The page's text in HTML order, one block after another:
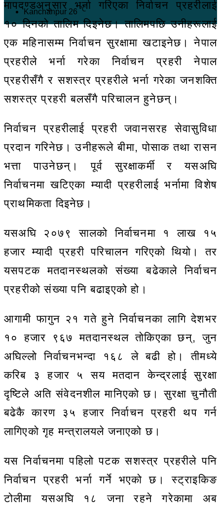
Kanchanpur 26 ℃
मापदण्डअनुसार भर्ना गरिएका निर्वाचन प्रहरीलाई
१० दिनको तालिम दिइनेछ। तालिमपछि उनीहरूलाई
एक महिनासम्म निर्वाचन सुरक्षामा खटाइनेछ। नेपाल
प्रहरीले भर्ना गरेका निर्वाचन प्रहरी नेपाल
प्रहरीसँगै र सशस्त्र प्रहरीले भर्ना गरेका जनशक्ति
सशस्त्र प्रहरी बलसँगै परिचालन हुनेछन्।
निर्वाचन प्रहरीलाई प्रहरी जवानसरह सेवासुविधा
प्रदान गरिनेछ। उनीहरूले बीमा, पोसाक तथा रासन
भत्ता पाउनेछन्। पूर्व सुरक्षाकर्मी र यसअघि
निर्वाचनमा खटिएका म्यादी प्रहरीलाई भर्नामा विशेष
प्राथमिकता दिइनेछ।
यसअघि २०७९ सालको निर्वाचनमा १ लाख १५
हजार म्यादी प्रहरी परिचालन गरिएको थियो। तर
यसपटक मतदानस्थलको संख्या बढेकाले निर्वाचन
प्रहरीको संख्या पनि बढाइएको हो।
आगामी फागुन २१ गते हुने निर्वाचनका लागि देशभर
१० हजार ९६७ मतदानस्थल तोकिएका छन्, जुन
अघिल्लो निर्वाचनभन्दा १६८ ले बढी हो। तीमध्ये
करिब ३ हजार ५ सय मतदान केन्द्रलाई सुरक्षा
दृष्टिले अति संवेदनशील मानिएको छ। सुरक्षा चुनौती
बढेकै कारण ३५ हजार निर्वाचन प्रहरी थप गर्न
लागिएको गृह मन्त्रालयले जनाएको छ।
यस निर्वाचनमा पहिलो पटक सशस्त्र प्रहरीले पनि
निर्वाचन प्रहरी भर्ना गर्ने भएको छ। स्ट्राइकिङ
टोलीमा यसअघि १८ जना रहने गरेकामा अब